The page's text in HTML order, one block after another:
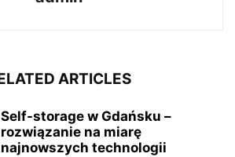
ARTICLES
Self-storage w Gdańsku –
rozwiązanie na miarę
najnowszych technologii